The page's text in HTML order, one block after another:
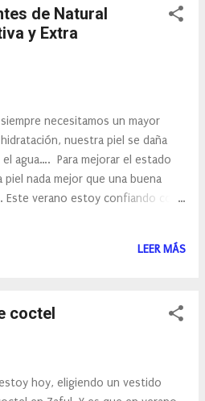
de Natural
y Extra
necesitamos un mayor
nuestra piel se daña
agua…. Para mejorar el estado
piel nada mejor que una buena
Este verano estoy confiando con
fácil y rápida absorción para
un mejor cuidado diario
LEER MÁS
coctel
hoy, eligiendo un vestido